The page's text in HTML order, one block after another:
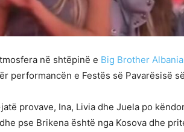
në shtëpinë e Big Brother
performancën e Festës së Pavarësisë
provave, Ina, Livia dhe Juela po
pse Brikena është nga Kosova dhe